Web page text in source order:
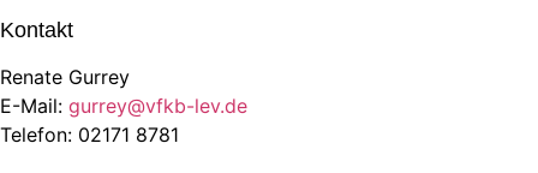
Kontakt
Renate Gurrey
E-Mail: gurrey@vfkb-lev.de
Telefon: 02171 8781